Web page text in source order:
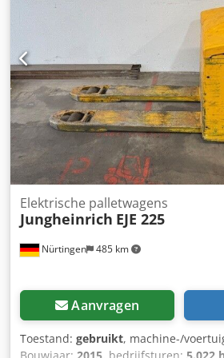
Nürtingen 485 km
Elektrische palletwagens
Jungheinrich EJE 225
Aanvragen
Toestand: gebruikt, machine-/